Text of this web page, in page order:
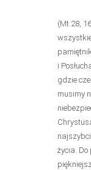
(Mt 28,
i
gdzie
musimy
życia. Do